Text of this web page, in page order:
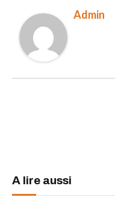
Admin
A lire aussi